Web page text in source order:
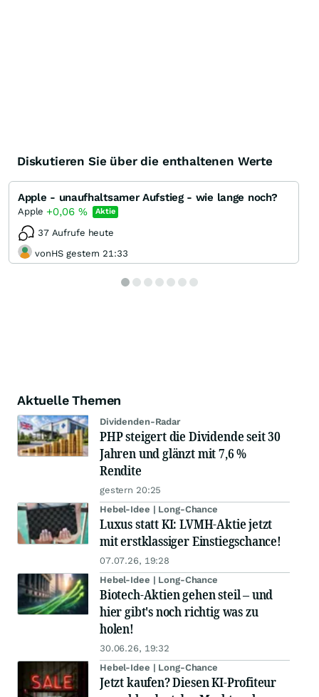
Diskutieren Sie über die enthaltenen Werte
Apple - unaufhaltsamer Aufstieg - wie lange noch?
Apple +0,06 % Aktie
37 Aufrufe heute
vonHS gestern 21:33
Aktuelle Themen
Dividenden-Radar
PHP steigert die Dividende seit 30
Jahren und glänzt mit 7,6 %
Rendite
gestern 20:25
Hebel-Idee | Long-Chance
Luxus statt KI: LVMH-Aktie jetzt
mit erstklassiger Einstiegschance!
07.07.26, 19:28
Hebel-Idee | Long-Chance
Biotech-Aktien gehen steil – und
hier gibt's noch richtig was zu
holen!
30.06.26, 19:32
Hebel-Idee | Long-Chance
Jetzt kaufen? Diesen KI-Profiteur